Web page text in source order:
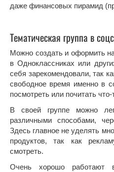
даже финансовых пирамид
Тематическая группа в
Можно создать и оформить
в Одноклассниках или
себя зарекомендовали, так
свободное время именно в
посмотреть или почитать что-
В своей группе можно
различными способами,
Здесь главное не уделять
продуктов, так как
смотреть.
Очень хорошо работают